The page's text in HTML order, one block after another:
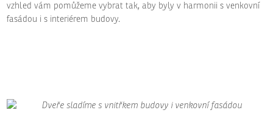
vzhled vám pomůžeme vybrat tak, aby byly v harmonii s venkovní
fasádou i s interiérem budovy.